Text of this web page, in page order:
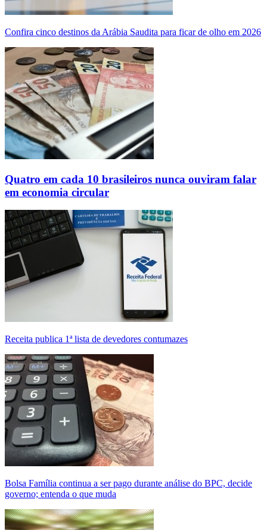
Confira cinco destinos da Arábia Saudita para ficar de olho em 2026
Quatro em cada 10 brasileiros nunca ouviram falar
em economia circular
Receita publica 1ª lista de devedores contumazes
Bolsa Família continua a ser pago durante análise do BPC, decide
governo; entenda o que muda